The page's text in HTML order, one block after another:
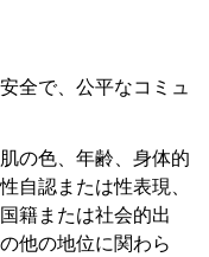
全で、公平なコミュ
の色、年齢、身体的
自認または性表現、
籍または社会的出
他の地位に関わら